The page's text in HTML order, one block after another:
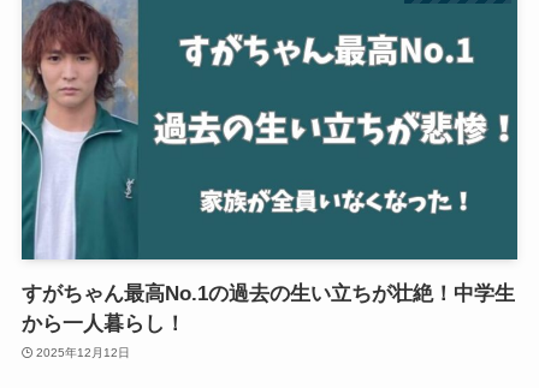
すがちゃん最高No.1の過去の生い立ちが壮絶！中学生
から一人暮らし！
2025年12月12日